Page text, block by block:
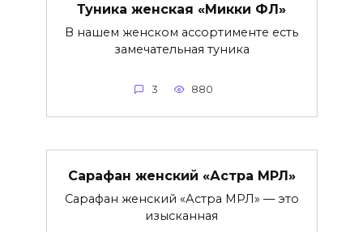
Туника женская «Микки ФЛ»
В нашем женском ассортименте есть
замечательная туника
3 880
Сарафан женский «Астра МРЛ»
Сарафан женский «Астра МРЛ» — это
изысканная